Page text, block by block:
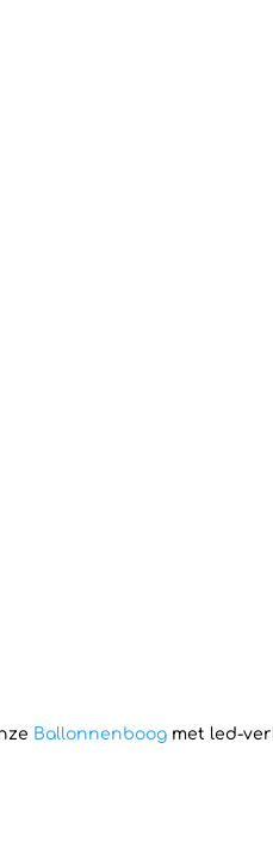
Ballonnenboog met led-